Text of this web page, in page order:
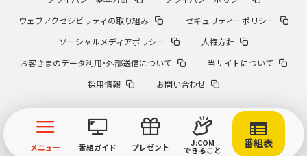
メニュー 番組ガイド プレゼント J:COM
できること
番組表
ウェブアクセシビリティの取り組み
セキュリティーポリシー
ソーシャルメディアポリシー
人権方針
お客さまのデータ利用･外部送信について
当サイトについて
採用情報
お問い合わせ